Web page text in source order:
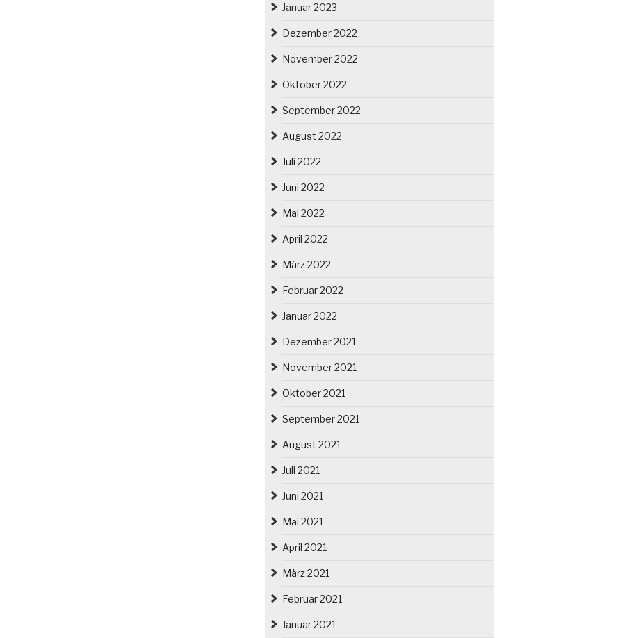
Januar 2023
Dezember 2022
November 2022
Oktober 2022
September 2022
August 2022
Juli 2022
Juni 2022
Mai 2022
April 2022
März 2022
Februar 2022
Januar 2022
Dezember 2021
November 2021
Oktober 2021
September 2021
August 2021
Juli 2021
Juni 2021
Mai 2021
April 2021
März 2021
Februar 2021
Januar 2021